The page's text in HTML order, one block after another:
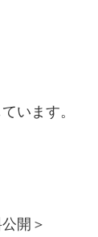
います。
開＞